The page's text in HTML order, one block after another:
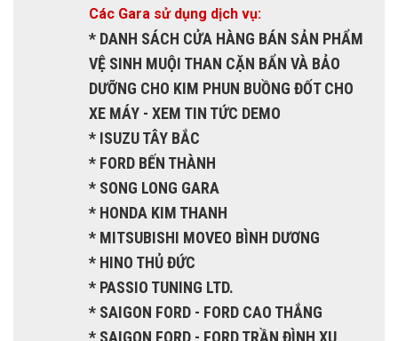
Các Gara sử dụng dịch vụ:
* DANH SÁCH CỬA HÀNG BÁN SẢN PHẨM
VỆ SINH MUỘI THAN CẶN BẨN VÀ BẢO
DƯỠNG CHO KIM PHUN BUỒNG ĐỐT CHO
XE MÁY - XEM TIN TỨC DEMO
* ISUZU TÂY BẮC
* FORD BẾN THÀNH
* SONG LONG GARA
* HONDA KIM THANH
* MITSUBISHI MOVEO BÌNH DƯƠNG
* HINO THỦ ĐỨC
* PASSIO TUNING LTD.
* SAIGON FORD - FORD CAO THẮNG
* SAIGON FORD - FORD TRẦN ĐÌNH XU